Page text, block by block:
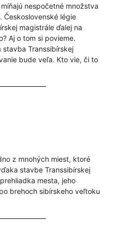
nespočetné množstva
Československé légie
magistrále ďalej na
Aj o tom si povieme.
stavba Transsibírskej
bude veľa. Kto vie, či to
z mnohých miest, ktoré
stavbe Transsibírskej
mesta, jeho
brehoch sibírskeho veľtoku